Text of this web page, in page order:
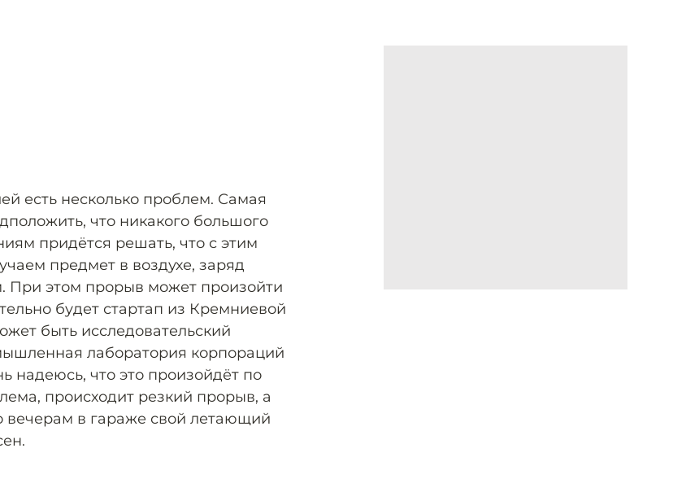
есть несколько проблем. Самая
что никакого большого
придётся решать, что с этим
предмет в воздухе, заряд
При этом прорыв может произойти
будет стартап из Кремниевой
быть исследовательский
лаборатория корпораций
надеюсь, что это произойдёт по
происходит резкий прорыв, а
вечерам в гараже свой летающий